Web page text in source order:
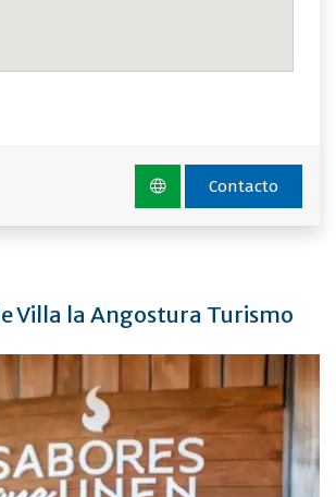
Contacto
Villa la Angostura Turismo